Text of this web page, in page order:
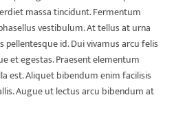
massa tincidunt. Fermentum
vestibulum. At tellus at urna
id. Dui vivamus arcu felis
et egestas. Praesent elementum
est. Aliquet bibendum enim facilisis
Augue ut lectus arcu bibendum at